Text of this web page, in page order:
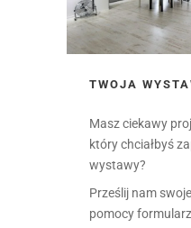
TWOJA
Masz ciekawy
który chciałbyś
wystawy?
Prześlij nam
pomocy